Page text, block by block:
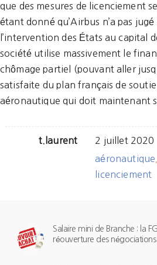
que des mesures de licenciement
étant donné qu’Airbus n’a pas
l’intervention des États au capital
société utilise massivement le
chômage partiel (pouvant aller
satisfaite du plan français de
aéronautique qui doit maintenant
t.laurent
2 juillet 2020
aéronautique
licenciement
Salaire mini de Branche : la
réouverture des négociations